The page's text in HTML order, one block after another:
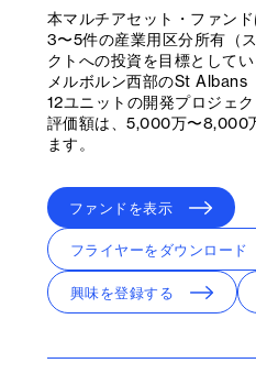
本マルチアセット・ファン
3〜5件の産業用区分所有（
クトへの投資を目標としてい
メルボルン西部のSt Albans
12ユニットの開発プロジェ
評価額は、5,000万〜8,000
ます。
ファンドを表示
フライヤーをダウンロード
興味を登録する